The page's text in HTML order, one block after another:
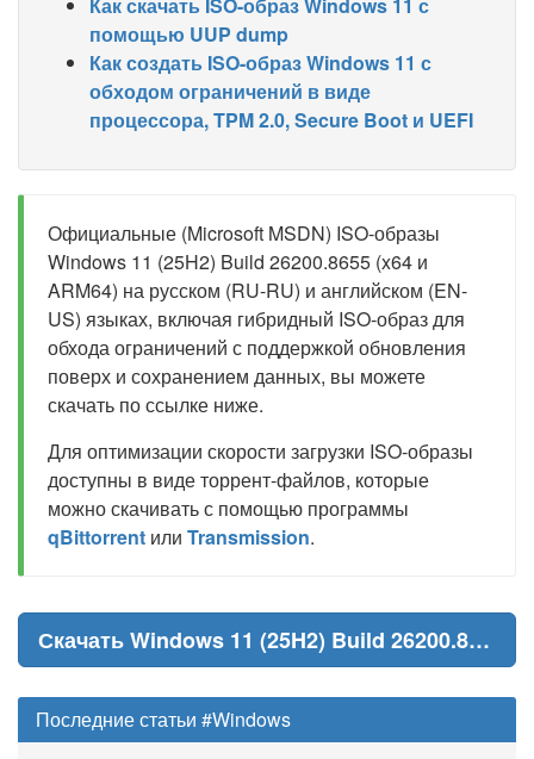
помощью UUP dump
Как создать ISO-образ Windows 11 с
обходом ограничений в виде
процессора, TPM 2.0, Secure Boot и UEFI
Официальные (Microsoft MSDN) ISO-образы
Windows 11 (25H2) Build 26200.8655 (x64 и
ARM64) на русском (RU-RU) и английском (EN-
US) языках, включая гибридный ISO-образ для
обхода ограничений с поддержкой обновления
поверх и сохранением данных, вы можете
скачать по ссылке ниже.
Для оптимизации скорости загрузки ISO-образы
доступны в виде торрент-файлов, которые
можно скачивать с помощью программы
qBittorrent или Transmission.
Скачать Windows 11 (25H2) Build 26200.8655
Последние статьи #Windows